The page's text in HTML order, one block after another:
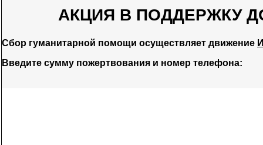
АКЦИЯ В ПОДДЕРЖКУ
Сбор гуманитарной помощи осуществляет движение
Введите сумму пожертвования и номер телефона: